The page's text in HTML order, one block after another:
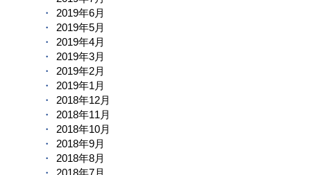
2019年6月
2019年5月
2019年4月
2019年3月
2019年2月
2019年1月
2018年12月
2018年11月
2018年10月
2018年9月
2018年8月
2018年7月